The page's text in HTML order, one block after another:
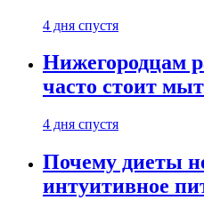
4 дня спустя
Нижегородцам
часто стоит
4 дня спустя
Почему диеты
интуитивное